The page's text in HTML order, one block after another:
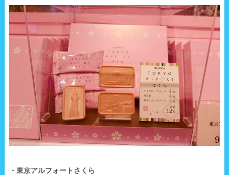
・東京アルフォートさくら